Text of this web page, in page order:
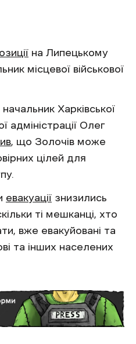
на Липецькому
місцевої військової
Харківської
адміністрації Олег
, що Золочів може
цілей для
евакуації знизились
ті мешканці, хто
вже евакуйовані та
та інших населених